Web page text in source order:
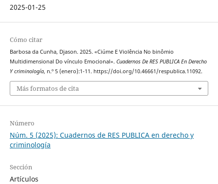
2025-01-25
Cómo citar
Barbosa da Cunha, Djason. 2025. «Ciúme E Violência No binômio
Multidimensional Do vínculo Emocional». Cuadernos De RES PUBLICA En Derecho
Y criminología, n.º 5 (enero):1-11. https://doi.org/10.46661/respublica.11092.
Más formatos de cita
Número
Núm. 5 (2025): Cuadernos de RES PUBLICA en derecho y
criminología
Sección
Artículos